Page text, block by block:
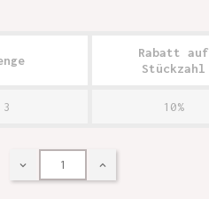
Rabatt auf
Stückzahl
3 10%